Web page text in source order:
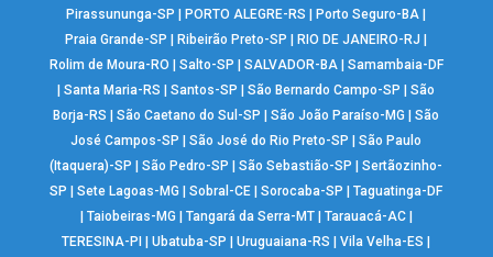
Pirassununga-SP
PORTO ALEGRE-RS Porto Seguro-BA
Praia Grande-SP
Ribeirão Preto-SP RIO DE JANEIRO-RJ
Rolim de Moura-RO
Salto-SP SALVADOR-BA| Samambaia-DF
|Santa Maria-RS |Santos-SP |São Bernardo Campo-SP |São
Borja-RS
|São Caetano do Sul-SP |São João Paraíso-MG |São
José Campos-SP
|São José do Rio Preto-SP |São Paulo
(Itaquera)-SP
|São Pedro-SP |São Sebastião-SP |Sertãozinho-
SP
|Sete Lagoas-MG |Sobral-CE |Sorocaba-SP |Taguatinga-DF
Taiobeiras-MG Tangará da Serra-MT| Tarauacá-AC|
TERESINA-PI
|Ubatuba-SP |Uruguaiana-RS |Vila Velha-ES